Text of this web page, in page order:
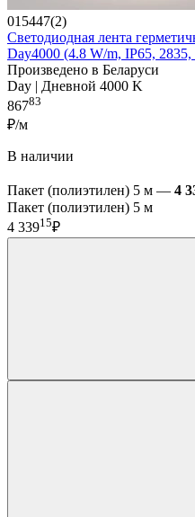
015447(2)
Светодиодная лента
Day4000 (4.8 W/m, IP65,
Произведено в Беларуси
Day | Дневной 4000 K
86783
₽/м
В наличии
Пакет (полиэтилен) 5 м — 4
Пакет (полиэтилен) 5 м
4 33915₽